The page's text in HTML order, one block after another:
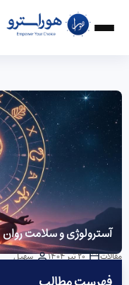
آسترولوژی و سلامت روان
مقالات 20 تیر 1404 سهیل